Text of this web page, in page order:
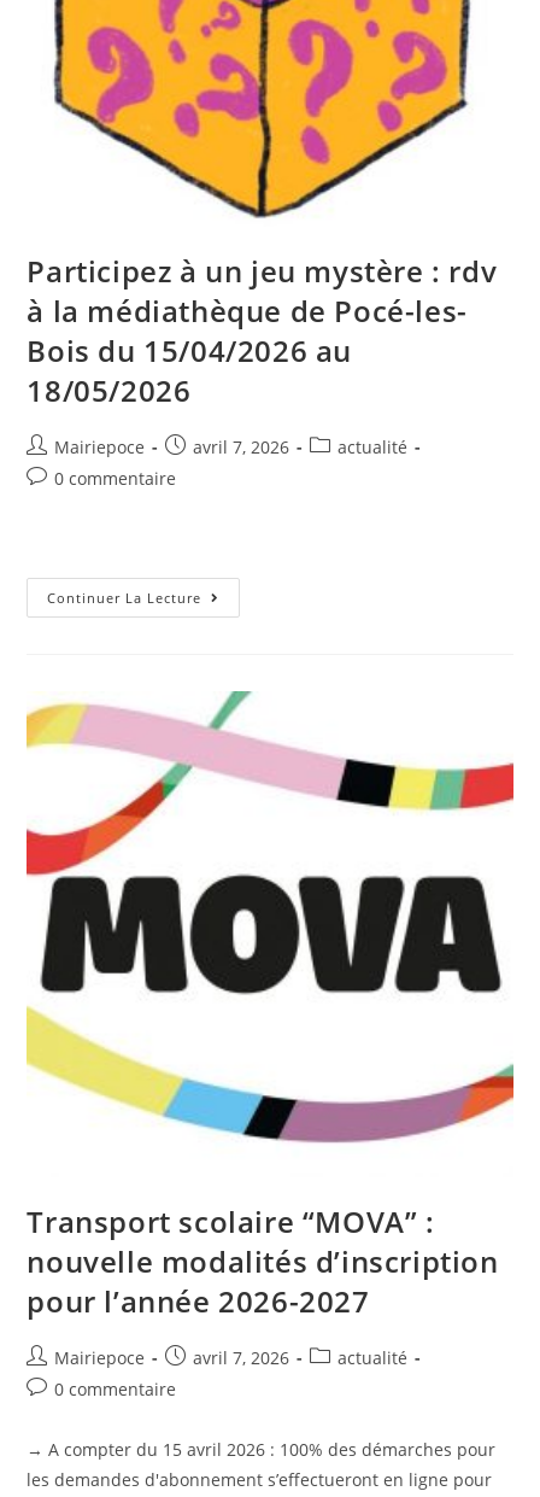
Participez à un jeu mystère : rdv
à la médiathèque de Pocé-les-
Bois du 15/04/2026 au
18/05/2026
Mairiepoce avril 7, 2026
actualité
0 commentaire
Continuer La Lecture
Transport scolaire “MOVA” :
nouvelle modalités d’inscription
pour l’année 2026-2027
Mairiepoce avril 7, 2026
actualité
0 commentaire
→ A compter du 15 avril 2026 : 100% des démarches pour
les demandes d'abonnement s’effectueront en ligne pour